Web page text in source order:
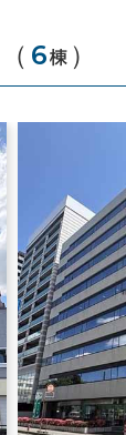
（ 6棟 ）